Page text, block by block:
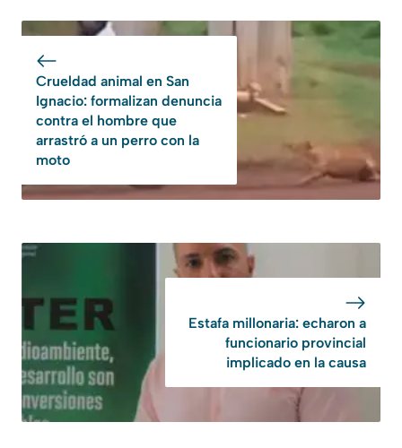
Crueldad animal en San
Ignacio: formalizan denuncia
contra el hombre que
arrastró a un perro con la
moto
Estafa millonaria: echaron a
funcionario provincial
implicado en la causa